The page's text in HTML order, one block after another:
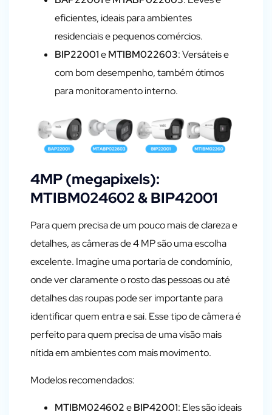
eficientes, ideais para ambientes
residenciais e pequenos comércios.
BIP22001eMTIBM022603: Versáteis e
com bom desempenho, também ótimos
para monitoramento interno.
4MP (megapixels):
MTIBM024602 & BIP42001
Para quem precisa de um pouco mais de clareza e
detalhes, as câmeras de 4 MP são uma escolha
excelente. Imagine uma portaria de condomínio,
onde ver claramente o rosto das pessoas ou até
detalhes das roupas pode ser importante para
identificar quem entra e sai. Esse tipo de câmera é
perfeito para quem precisa de uma visão mais
nítida em ambientes com mais movimento.
Modelos recomendados:
MTIBM024602eBIP42001: Eles são ideais